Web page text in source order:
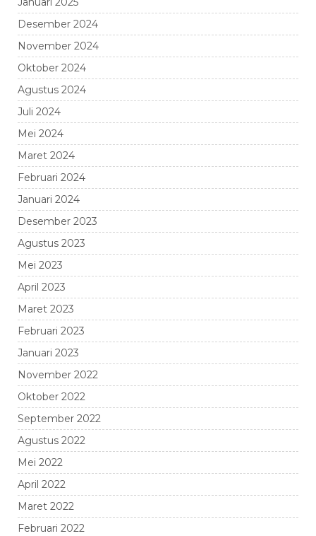
Desember 2024
November 2024
Oktober 2024
Agustus 2024
Juli 2024
Mei 2024
Maret 2024
Februari 2024
Januari 2024
Desember 2023
Agustus 2023
Mei 2023
April 2023
Maret 2023
Februari 2023
Januari 2023
November 2022
Oktober 2022
September 2022
Agustus 2022
Mei 2022
April 2022
Maret 2022
Februari 2022